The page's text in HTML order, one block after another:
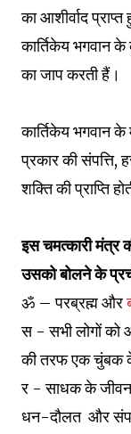
का आशीर्वाद
कार्तिकेय भगवान
का जाप करती हैं।
कार्तिकेय भगवान
प्रकार की संपत्ति,
शक्ति की प्राप्ति
इस चमत्कारी मंत्र
उसको बोलने के
ॐ – परब्रह्म और
स - सभी लोगों को
की तरफ एक चुंबक
र - साधक के
धन-दौलत और